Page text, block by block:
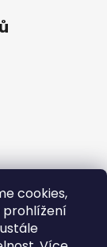
cookies,
prohlížení